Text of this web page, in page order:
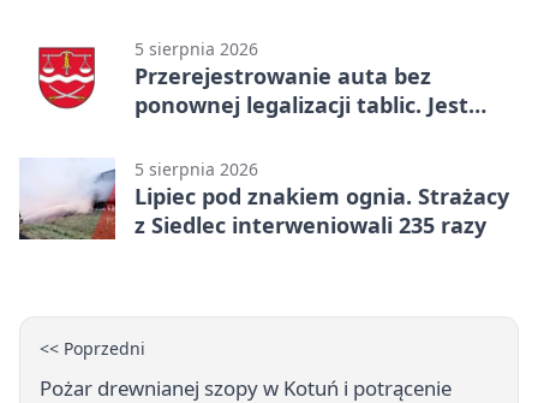
5 sierpnia 2026
Przerejestrowanie auta bez
ponownej legalizacji tablic. Jest
5 sierpnia 2026
Lipiec pod znakiem ognia. Strażacy
z Siedlec interweniowali 235 razy
<< Poprzedni
Pożar drewnianej szopy w Kotuń i potrącenie